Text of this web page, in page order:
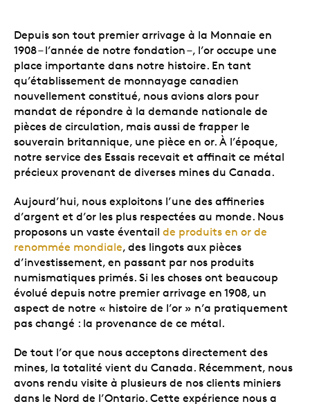
Depuis son tout premier arrivage à la Monnaie en
1908 – l’année de notre fondation –, l’or occupe une
place importante dans notre histoire. En tant
qu’établissement de monnayage canadien
nouvellement constitué, nous avions alors pour
mandat de répondre à la demande nationale de
pièces de circulation, mais aussi de frapper le
souverain britannique, une pièce en or. À l’époque,
notre service des Essais recevait et affinait ce métal
précieux provenant de diverses mines du Canada.
Aujourd’hui, nous exploitons l’une des affineries
d’argent et d’or les plus respectées au monde. Nous
proposons un vaste éventail de produits en or de
renommée mondiale, des lingots aux pièces
d’investissement, en passant par nos produits
numismatiques primés. Si les choses ont beaucoup
évolué depuis notre premier arrivage en 1908, un
aspect de notre « histoire de l’or » n’a pratiquement
pas changé : la provenance de ce métal.
De tout l’or que nous acceptons directement des
mines, la totalité vient du Canada. Récemment, nous
avons rendu visite à plusieurs de nos clients miniers
dans le Nord de l’Ontario. Cette expérience nous a